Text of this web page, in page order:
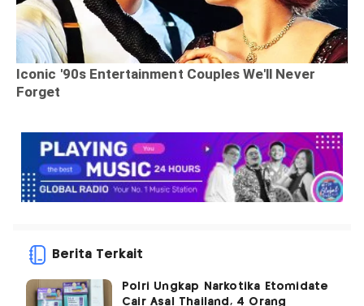
Berita Terkait
Polri Ungkap Narkotika Etomidate
Cair Asal Thailand, 4 Orang